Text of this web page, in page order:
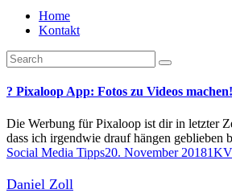
Home
Kontakt
? Pixaloop App: Fotos zu Videos
Die Werbung für Pixaloop ist dir in letzter
dass ich irgendwie drauf hängen
Social Media Tipps20. November 20181K
Daniel Zoll